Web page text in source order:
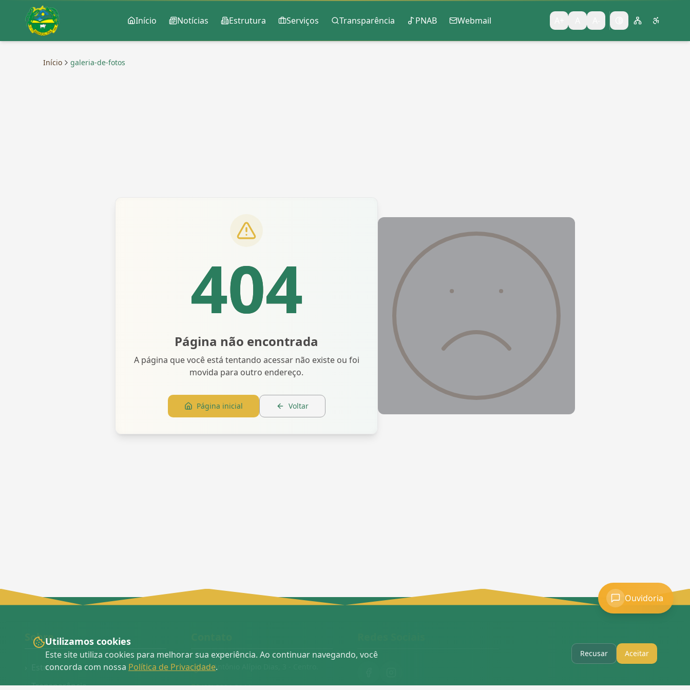
Início Notícias Estrutura Serviços Transparência PNAB Webmail
Início galeria-de-fotos
404
Página não encontrada
A página que você está tentando acessar não existe ou foi
movida para outro endereço.
Página inicial Voltar
Sobre
Estrutura
› Transparência
Av. Antônio Alípio Dias, 3 - Centro.
(62) 3384-3144
Utilizamos cookies
Este site utiliza cookies para melhorar sua experiência. Ao continuar navegando, você
concorda com nossa Política de Privacidade.
Recusar Aceitar
Ouvidoria